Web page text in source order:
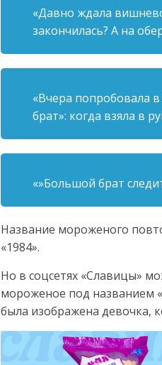
«Давно ждала
закончилась? А на
«Вчера попробовала
брат»: когда взяла в
«»Большой брат
Название мороженого
«1984».
Но в соцсетях «Славицы»
мороженое под названием
была изображена девочка,